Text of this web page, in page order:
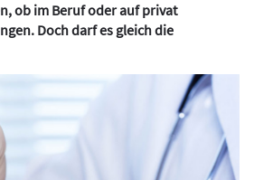
ob im Beruf oder auf privat
Doch darf es gleich die